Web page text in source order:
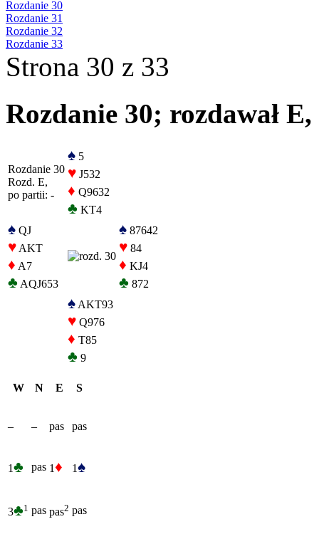
Rozdanie 30
Rozdanie 31
Rozdanie 32
Rozdanie 33
Strona 30 z 33
Rozdanie 30; rozdawał
Rozdanie 30
Rozd. E,
po partii: -
♠ 5
♥ J532
♦ Q9632
♣ KT4
♠ QJ
♥AKT
♦ A7
♣AQJ653
♠ 87642
♥ 84
♦ KJ4
♣ 872
♠AKT93
♥ Q976
♦ T85
♣ 9
W N E S
– – pas pas
1♣ pas 1♦ 1♠
3♣1 pas pas2 pas